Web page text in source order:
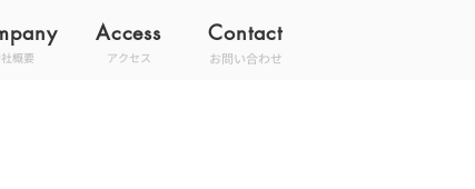
Access Contact
アクセス お問い合わせ
概要